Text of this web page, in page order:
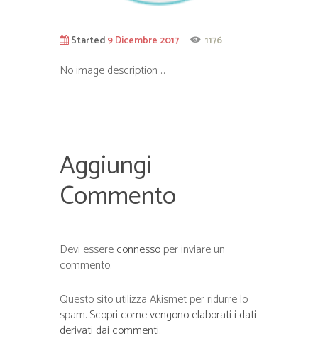
Started9 Dicembre 2017 1176
No image description ...
Aggiungi
Commento
Devi essereconnessoper inviare un
commento.
Questo sito utilizza Akismet per ridurre lo
spam.Scopri come vengono elaborati i dati
derivati dai commenti.